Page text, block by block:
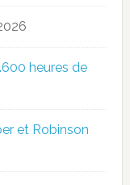
heures de
et Robinson